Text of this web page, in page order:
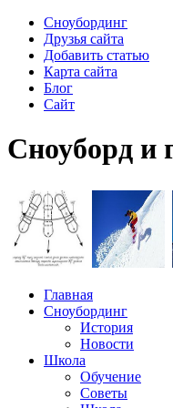
Сноубординг
Друзья сайта
Добавить статью
Карта сайта
Блог
Сайт
Сноуборд и
Главная
Сноубординг
История
Новости
Школа
Обучение
Советы